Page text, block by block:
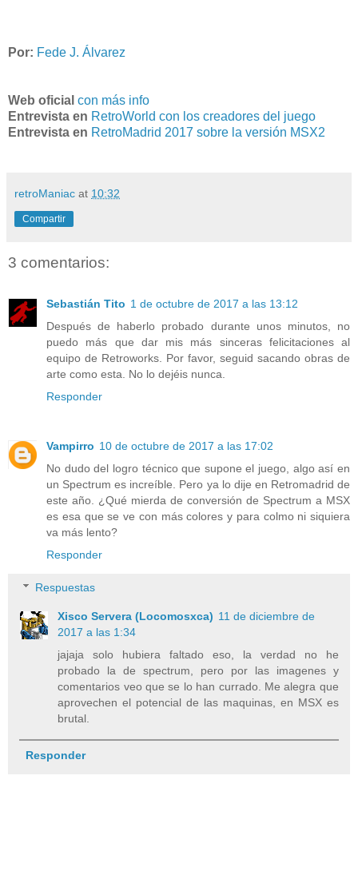
Por: Fede J. Álvarez
Web oficial con más info
Entrevista en RetroWorld con los creadores del juego
Entrevista en RetroMadrid 2017 sobre la versión MSX2
retroManiac at 10:32
Compartir
3 comentarios:
Sebastián Tito 1 de octubre de 2017 a las 13:12
Después de haberlo probado durante unos minutos, no
puedo más que dar mis más sinceras felicitaciones al
equipo de Retroworks. Por favor, seguid sacando obras de
arte como esta. No lo dejéis nunca.
Responder
Vampirro 10 de octubre de 2017 a las 17:02
No dudo del logro técnico que supone el juego, algo así en
un Spectrum es increíble. Pero ya lo dije en Retromadrid de
este año. ¿Qué mierda de conversión de Spectrum a MSX
es esa que se ve con más colores y para colmo ni siquiera
va más lento?
Responder
Respuestas
Xisco Servera (Locomosxca) 11 de diciembre de
2017 a las 1:34
jajaja solo hubiera faltado eso, la verdad no he
probado la de spectrum, pero por las imagenes y
comentarios veo que se lo han currado. Me alegra que
aprovechen el potencial de las maquinas, en MSX es
brutal.
Responder